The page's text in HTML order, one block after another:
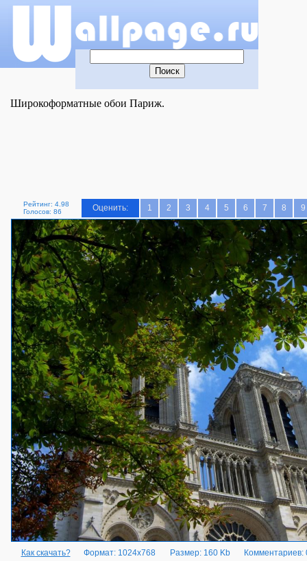
Широкоформатные обои Париж.
Рейтинг: 4.98
Голосов: 86
Оценить: 1 2 3 4 5 6 7 8 9
Как скачать? Формат: 1024x768 Размер: 160 Kb Комментариев: